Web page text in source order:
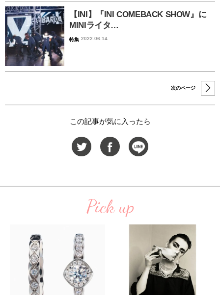
【INI】『INI COMEBACK SHOW』に
MINIライタ…
特集 2022.06.14
次のページ
この記事が気に入ったら
Pick up